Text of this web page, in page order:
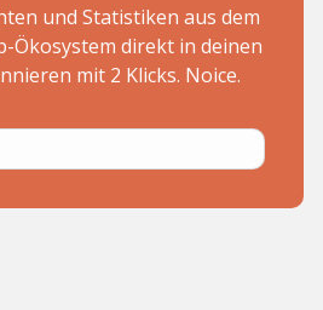
und Statistiken aus dem
Ökosystem direkt in deinen
mit 2 Klicks. Noice.